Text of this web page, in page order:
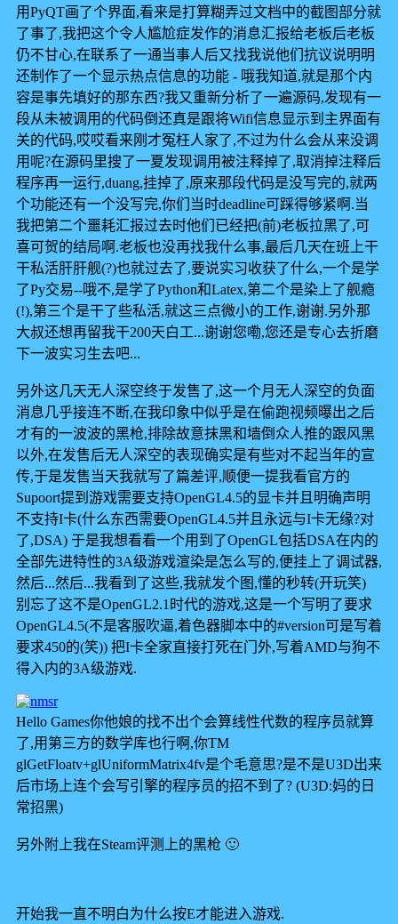
用PyQT画了个界面,看来是打算糊弄过文档中的截图部分就
了事了,我把这个令人尴尬症发作的消息汇报给老板后老板
仍不甘心,在联系了一通当事人后又找我说他们抗议说明明
还制作了一个显示热点信息的功能 - 哦我知道,就是那个内
容是事先填好的那东西?我又重新分析了一遍源码,发现有一
段从未被调用的代码倒还真是跟将Wifi信息显示到主界面有
关的代码,哎哎看来刚才冤枉人家了,不过为什么会从来没调
用呢?在源码里搜了一夏发现调用被注释掉了,取消掉注释后
程序再一运行,duang,挂掉了,原来那段代码是没写完的,就两
个功能还有一个没写完,你们当时deadline可踩得够紧啊.当
我把第二个噩耗汇报过去时他们已经把(前)老板拉黑了,可
喜可贺的结局啊.老板也没再找我什么事,最后几天在班上干
干私活肝肝舰(?)也就过去了,要说实习收获了什么,一个是学
了Py交易--哦不,是学了Python和Latex,第二个是染上了舰瘾
(!),第三个是干了些私活,就这三点微小的工作,谢谢.另外那
大叔还想再留我干200天白工...谢谢您嘞,您还是专心去折磨
下一波实习生去吧...
另外这几天无人深空终于发售了,这一个月无人深空的负面
消息几乎接连不断,在我印象中似乎是在偷跑视频曝出之后
才有的一波波的黑枪,排除故意抹黑和墙倒众人推的跟风黑
以外,在发售后无人深空的表现确实是有些对不起当年的宣
传,于是发售当天我就写了篇差评,顺便一提我看官方的
Supoort提到游戏需要支持OpenGL4.5的显卡并且明确声明
不支持I卡(什么东西需要OpenGL4.5并且永远与I卡无缘?对
了,DSA) 于是我想看看一个用到了OpenGL包括DSA在内的
全部先进特性的3A级游戏渲染是怎么写的,便挂上了调试器,
然后...然后...我看到了这些,我就发个图,懂的秒转(开玩笑)
别忘了这不是OpenGL2.1时代的游戏,这是一个写明了要求
OpenGL4.5(不是客服吹逼,着色器脚本中的#version可是写着
要求450的(笑)) 把I卡全家直接打死在门外,写着AMD与狗不
得入内的3A级游戏.
Hello Games你他娘的找不出个会算线性代数的程序员就算
了,用第三方的数学库也行啊,你TM
glGetFloatv+glUniformMatrix4fv是个毛意思?是不是U3D出来
后市场上连个会写引擎的程序员的招不到了? (U3D:妈的日
常招黑)
另外附上我在Steam评测上的黑枪 🙂
开始我一直不明白为什么按E才能进入游戏.